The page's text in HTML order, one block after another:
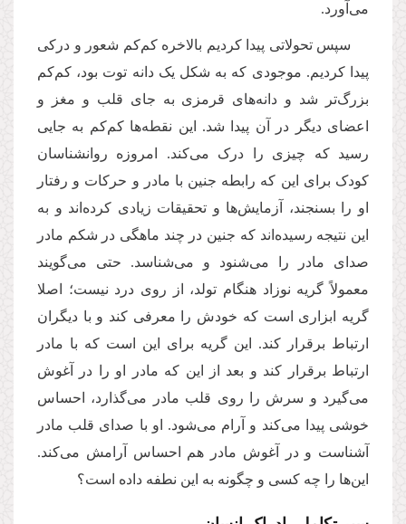
می‌آورد.
سپس تحولاتی پیدا کردیم بالاخره کم‌کم شعور و درکی
پیدا کردیم. موجودی که به شکل یک دانه توت بود، کم‌کم
بزرگ‌تر شد و دانه‌های قرمزی به جای قلب و مغز و
اعضای دیگر در آن پیدا شد. این نقطه‌ها کم‌کم به جایی
رسید که چیزی را درک می‌کند. امروزه روانشناسان
کودک برای این که رابطه جنین با مادر و حرکات و رفتار
او را بسنجند، آزمایش‌ها و تحقیقات زیادی کرده‌اند و به
این نتیجه رسیده‌اند که جنین در چند ماهگی در شکم مادر
صدای مادر را می‌شنود و می‌شناسد. حتی می‌گویند
معمولاً گریه نوزاد هنگام تولد، از روی درد نیست؛ اصلا
گریه ابزاری است ‌که خودش را معرفی کند و با دیگران
ارتباط برقرار کند. این گریه برای این است که با مادر
ارتباط برقرار کند و بعد از این که مادر او را در آغوش
می‌گیرد و سرش را روی قلب مادر می‌گذارد، احساس
خوشی پیدا می‌کند و آرام می‌شود. او با صدای قلب مادر
آشناست و در آغوش مادر هم احساس آرامش می‌کند.
این‌ها را چه کسی و چگونه به این نطفه داده است؟